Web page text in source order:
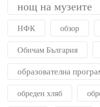
нощ на музеите
НФК обзор
Обичам България
образователна
обреден хляб